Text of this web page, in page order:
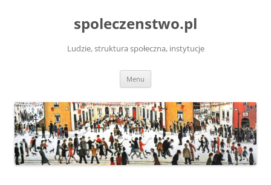
spoleczenstwo.pl
Ludzie, struktura społeczna, instytucje
Menu